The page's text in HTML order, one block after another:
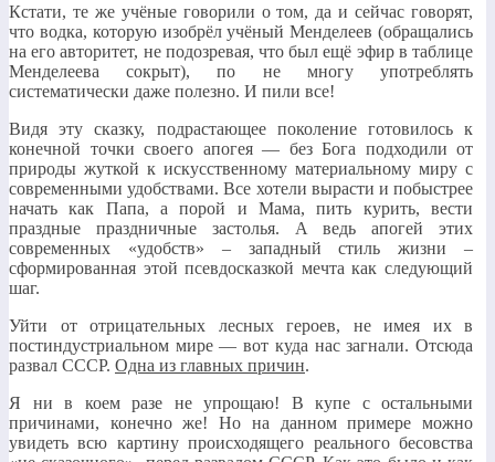
Кстати, те же учёные говорили о том, да и сейчас говорят,
что водка, которую изобрёл учёный Менделеев (обращались
на его авторитет, не подозревая, что был ещё эфир в таблице
Менделеева сокрыт), по не многу употреблять
систематически даже полезно. И пили все!
Видя эту сказку, подрастающее поколение готовилось к
конечной точки своего апогея — без Бога подходили от
природы жуткой к искусственному материальному миру с
современными удобствами. Все хотели вырасти и побыстрее
начать как Папа, а порой и Мама, пить курить, вести
праздные праздничные застолья. А ведь апогей этих
современных «удобств» – западный стиль жизни –
сформированная этой псевдосказкой мечта как следующий
шаг.
Уйти от отрицательных лесных героев, не имея их в
постиндустриальном мире — вот куда нас загнали. Отсюда
развал СССР. Одна из главных причин.
Я ни в коем разе не упрощаю! В купе с остальными
причинами, конечно же! Но на данном примере можно
увидеть всю картину происходящего реального бесовства